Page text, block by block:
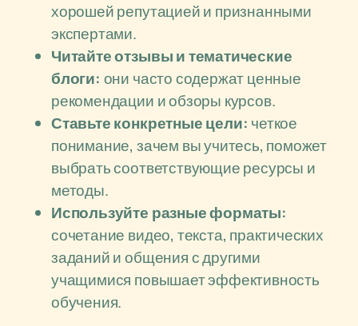
хорошей репутацией и признанными
экспертами.
Читайте отзывы и тематические
блоги: они часто содержат ценные
рекомендации и обзоры курсов.
Ставьте конкретные цели: четкое
понимание, зачем вы учитесь, поможет
выбрать соответствующие ресурсы и
методы.
Используйте разные форматы:
сочетание видео, текста, практических
заданий и общения с другими
учащимися повышает эффективность
обучения.